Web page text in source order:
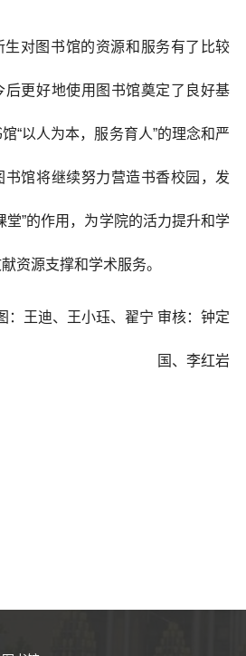
生对图书馆的资源和服务有了比较
后更好地使用图书馆奠定了良好基
“以人为本，服务育人”的理念和严
馆将继续努力营造书香校园，发
堂”的作用，为学院的活力提升和学
资源支撑和学术服务。
：王迪、王小珏、翟宁 审核：钟定
国、李红岩